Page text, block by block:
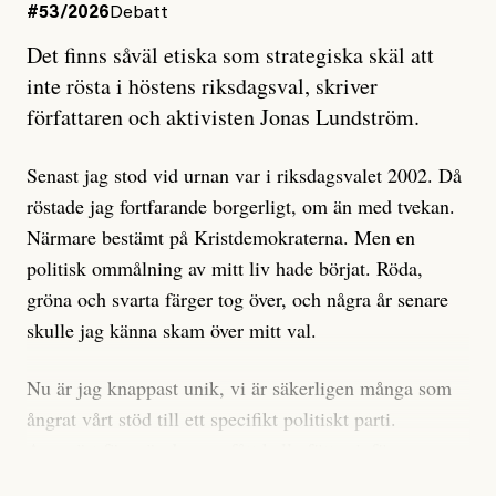
Artikeln undersöker inte, som ETC påstår, ”vad som
är sant, vad som är rykten”, utan den bidrar bara till
ännu mer ryktesspridning. Det finns inte ett enda bevis
misstänkta personen är en infiltratör. Det som läsaren
får veta är att personen har ändrat sina politiska åsikter
under åren, att den har raderat tidigare innehåll på sina
sociala medier, att artikelns författare inte förstår sig
på personens ekonomi och att det tydligen finns
anonyma röster inom rörelsen som säger saker som
anses vara anledningar att titta närmare på personen,
men ingenting av detta är tillräckligt för att hänga ut
#53/2026Debatt
Det finns såväl etiska som strategiska skäl att
inte rösta i höstens riksdagsval, skriver
författaren och aktivisten Jonas Lundström.
Senast jag stod vid urnan var i riksdagsvalet 2002. Då
röstade jag fortfarande borgerligt, om än med tvekan.
Närmare bestämt på Kristdemokraterna. Men en
politisk ommålning av mitt liv hade börjat. Röda,
gröna och svarta färger tog över, och några år senare
skulle jag känna skam över mitt val.
Nu är jag knappast unik, vi är säkerligen många som
ångrat vårt stöd till ett specifikt politiskt parti.